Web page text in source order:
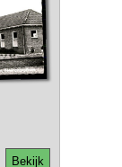
Bekijk